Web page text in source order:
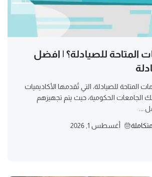
المتاحة للصيادلة؟ | افضل
المتاحة للصيادلة، التي تُقدمها الأكاديميات
الجامعات الحكومية، حيث يتم تجهيزهم
أغسطس 1, 2026